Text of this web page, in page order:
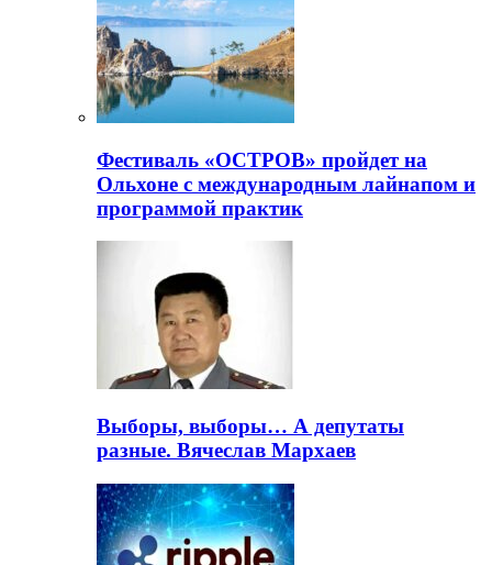
Фестиваль «ОСТРОВ» пройдет на
Ольхоне с международным лайнапом и
программой практик
Выборы, выборы… А депутаты
разные. Вячеслав Мархаев